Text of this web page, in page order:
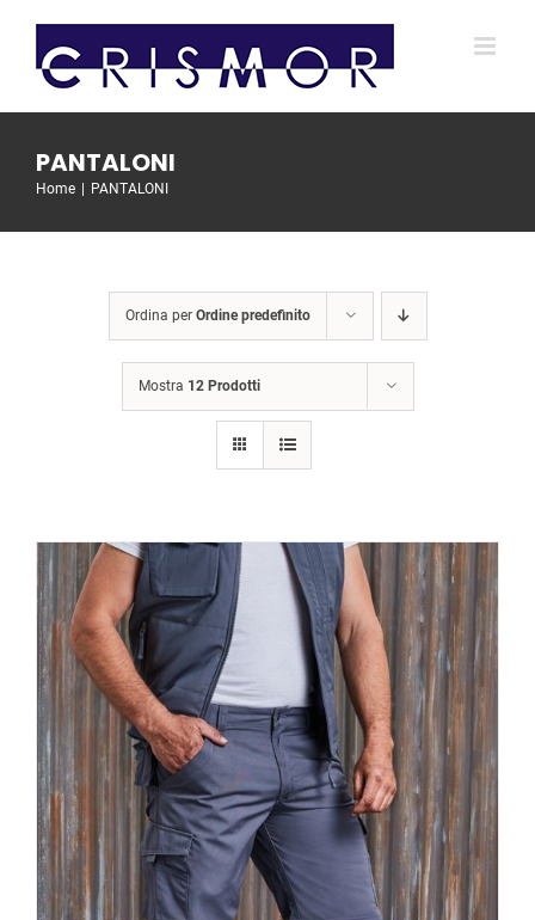
contenuto
PANTALONI
Home PANTALONI
Ordina per Ordine predefinito
Mostra 12 Prodotti